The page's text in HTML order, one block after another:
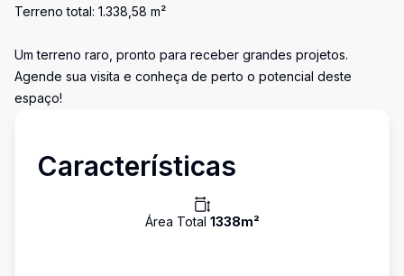
Terreno total: 1.338,58 m²
Um terreno raro, pronto para receber grandes projetos.
Agende sua visita e conheça de perto o potencial deste
espaço!
Características
Área Total 1338m²